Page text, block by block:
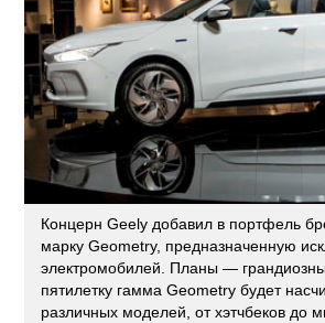
Концерн Geely добавил в портфель
марку Geometry, предназначенную
электромобилей. Планы —
пятилетку гамма Geometry будет
различных моделей, от хэтчбеков до